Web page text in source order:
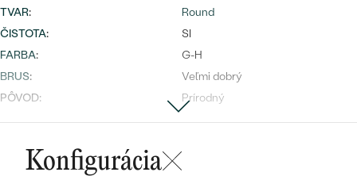
Wave kolekcia
TVAR:
Round
ČISTOTA:
SI
FARBA:
G-H
BRUS:
Veľmi dobrý
PÔVOD:
Prírodný
DRUH:Konfigurácia